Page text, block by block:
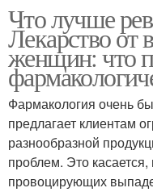
Что лучше
Лекарство от
женщин: что
Фармакология очень
предлагает клиентам
разнообразной
проблем. Это
провоцирующих